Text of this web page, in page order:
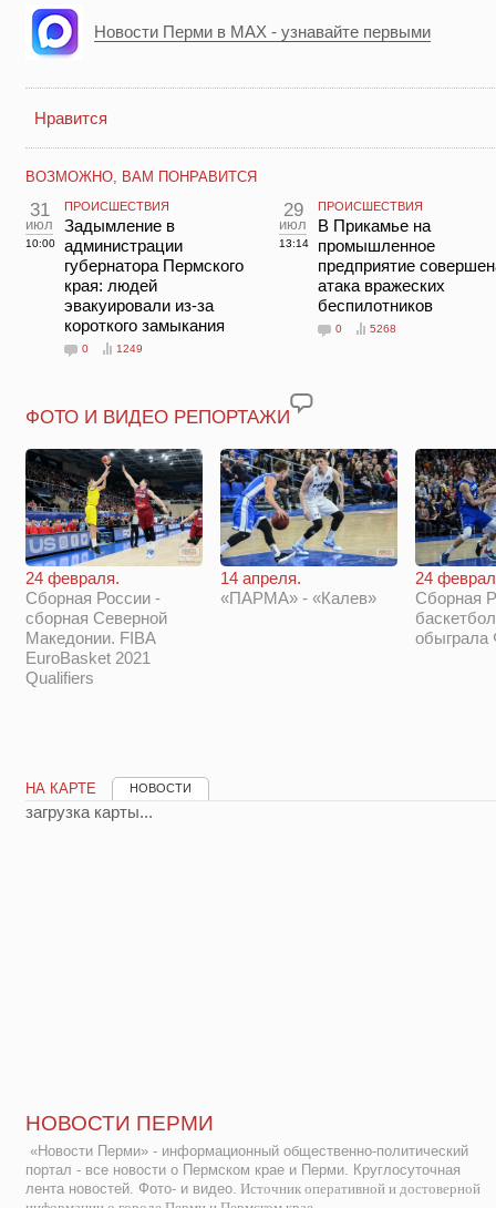
Новости Перми в MAX - узнавайте первыми
Нравится
ВОЗМОЖНО, ВАМ ПОНРАВИТСЯ
31
июл
10:00
ПРОИСШЕСТВИЯ
Задымление в
администрации
губернатора Пермского
края: людей
эвакуировали из-за
короткого замыкания
0 1249
29
июл
13:14
ПРОИСШЕСТВИЯ
В Прикамье на
промышленное
предприятие
атака вражеских
беспилотников
0 5268
ФОТО И ВИДЕО РЕПОРТАЖИ
24 февраля.
Сборная России -
сборная Северной
Македонии. FIBA
EuroBasket 2021
Qualifiers
14 апреля.
«ПАРМА» - «Калев»
24
Сборная
обыграла
НА КАРТЕ НОВОСТИ
загрузка карты...
НОВОСТИ ПЕРМИ
«Новости Перми» - информационный общественно-политический
портал - все новости о Пермском крае и Перми. Круглосуточная
лента новостей. Фото- и видео. Источник оперативной и достоверной